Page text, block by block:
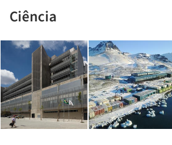
Ciência